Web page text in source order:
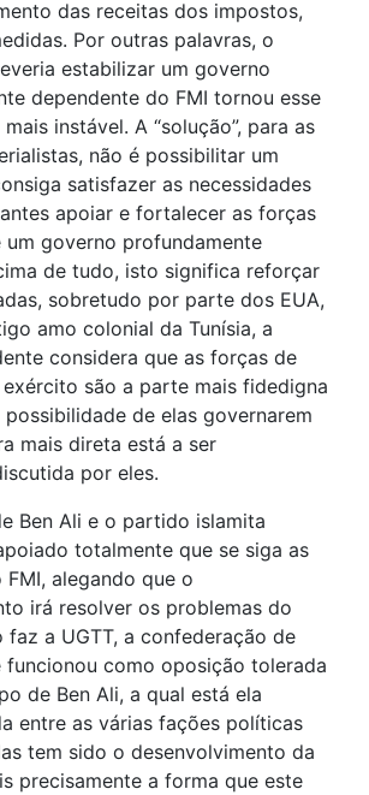
das receitas dos impostos,
Por outras palavras, o
estabilizar um governo
dependente do FMI tornou esse
instável. A “solução”, para as
não é possibilitar um
satisfazer as necessidades
apoiar e fortalecer as forças
um governo profundamente
de tudo, isto significa reforçar
sobretudo por parte dos EUA,
amo colonial da Tunísia, a
considera que as forças de
são a parte mais fidedigna
de elas governarem
mais direta está a ser
por eles.
Ben Ali e o partido islamita
totalmente que se siga as
alegando que o
irá resolver os problemas do
faz a UGTT, a confederação de
funcionou como oposição tolerada
de Ben Ali, a qual está ela
entre as várias fações políticas
tem sido o desenvolvimento da
precisamente a forma que este